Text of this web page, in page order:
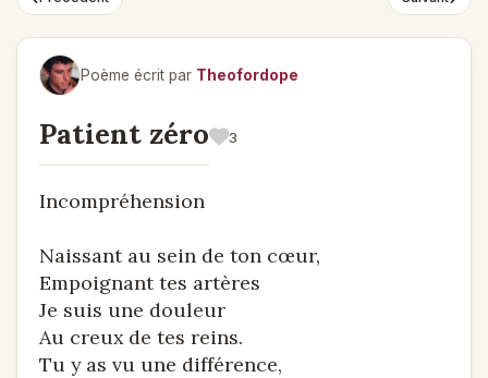
Poème écrit par Theofordope
Patient zéro 3
Incompréhension
Naissant au sein de ton cœur,
Empoignant tes artères
Je suis une douleur
Au creux de tes reins.
Tu y as vu une différence,